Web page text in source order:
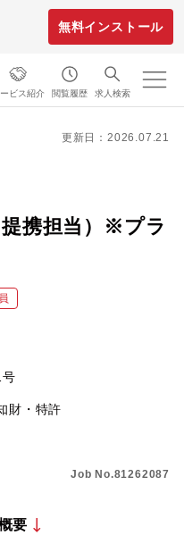
無料インストール
ビス紹介 閲覧履歴 求人検索
更新日：2026.07.21
提携担当）※プラ
財・特許
Job No.81262087
要